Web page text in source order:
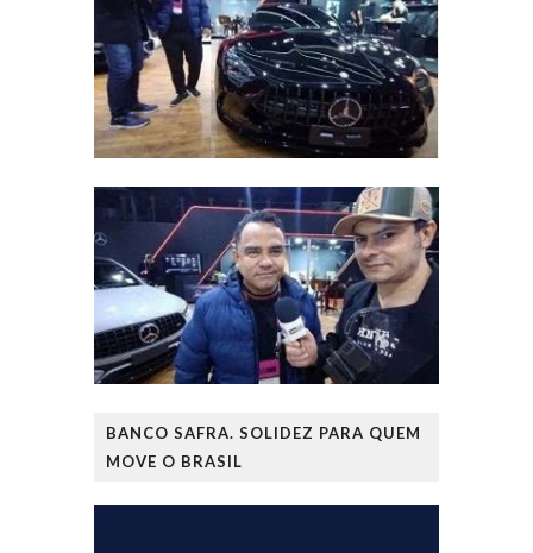
BANCO SAFRA. SOLIDEZ PARA QUEM
MOVE O BRASIL